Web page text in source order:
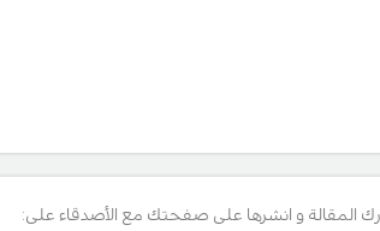
المقالة و انشرها على صفحتك مع الأصدقاء على: